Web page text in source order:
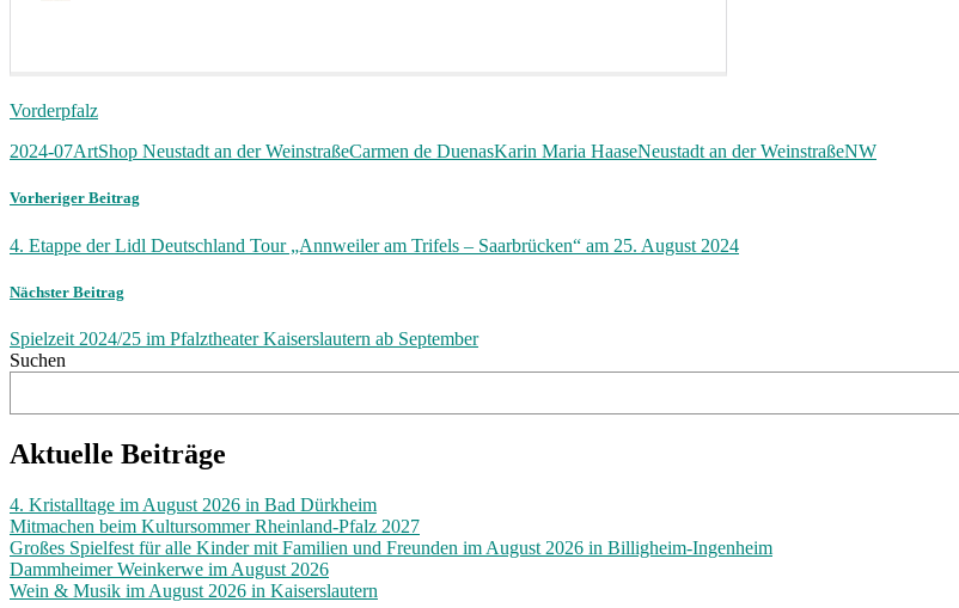
Vorderpfalz
2024-07ArtShop Neustadt an der WeinstraßeCarmen de DuenasKarin Maria HaaseNeustadt an der WeinstraßeNW
Vorheriger Beitrag
4. Etappe der Lidl Deutschland Tour „Annweiler am Trifels – Saarbrücken“ am 25. August 2024
Nächster Beitrag
Spielzeit 2024/25 im Pfalztheater Kaiserslautern ab September
Suchen
Aktuelle Beiträge
4. Kristalltage im August 2026 in Bad Dürkheim
Mitmachen beim Kultursommer Rheinland-Pfalz 2027
Großes Spielfest für alle Kinder mit Familien und Freunden im August 2026 in Billigheim-Ingenheim
Dammheimer Weinkerwe im August 2026
Wein & Musik im August 2026 in Kaiserslautern